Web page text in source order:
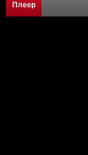
Плеер